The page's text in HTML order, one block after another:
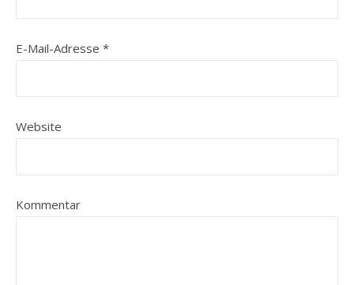
E-Mail-Adresse *
Website
Kommentar